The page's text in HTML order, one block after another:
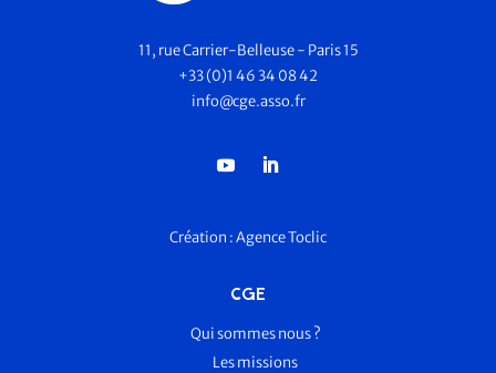
11, rue Carrier-Belleuse - Paris 15
+33 (0)1 46 34 08 42
info@cge.asso.fr
Création :Agence Toclic
CGE
Qui sommes nous ?
Les missions